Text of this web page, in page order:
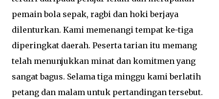
pemain bola sepak, ragbi dan hoki berjaya
dilenturkan. Kami memenangi tempat ke-tiga
diperingkat daerah. Peserta tarian itu memang
telah menunjukkan minat dan komitmen yang
sangat bagus. Selama tiga minggu kami berlatih
petang dan malam untuk pertandingan tersebut.